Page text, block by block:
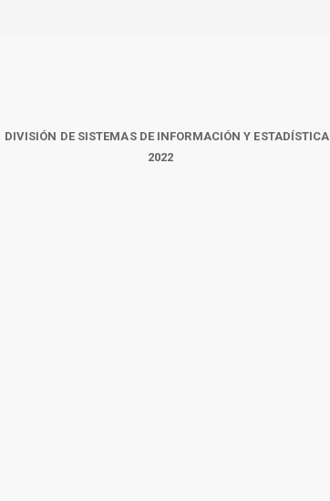
DE SISTEMAS DE INFORMACIÓN Y ESTADÍSTICA
2022